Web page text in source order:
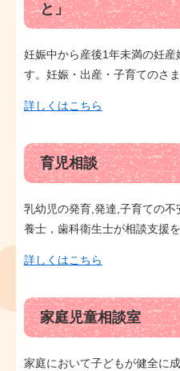
と」
妊娠中から産後1年未満の妊
す。妊娠・出産・子育てのさ
詳しくはこちら
育児相談
乳幼児の発育,発達,子育ての
養士，歯科衛生士が相談支援
詳しくはこちら
家庭児童相談室
家庭において子どもが健全に